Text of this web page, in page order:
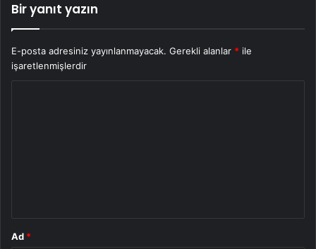
Bir yanıt yazın
E-posta adresiniz yayınlanmayacak. Gerekli alanlar * ile
işaretlenmişlerdir
Ad *